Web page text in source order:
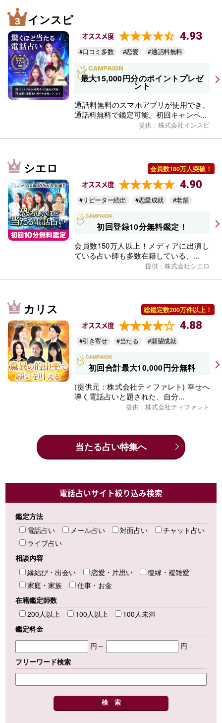
インスピ
オススメ度 4.93
#口コミ多数 #恋愛 #通話料無料
最大15,000円分のポイントプレゼ
ント
通話料無料のスマホアプリが使用でき、
通話料無料で鑑定可能。初回キャンペ...
提供：株式会社インスピ
シエロ 会員数180万人突破！
オススメ度 4.90
#リピーター続出 #恋愛成就 #老舗
初回登録10分無料鑑定！
会員数150万人以上！メディアに出演し
ている占い師も多数在籍している、...
提供：株式会社シエロ
カリス 総鑑定数200万件以上！
オススメ度 4.88
#引き寄せ #当たる #願望成就
初回合計最大10,000円分無料
(提供元：株式会社ティファレト) 幸せへ
導く電話占いと題された、自分...
提供：株式会社ティファレト
当たる占い特集へ
電話占いサイト絞り込み検索
鑑定方法
電話占い
メール占い 対面占い
チャット占い
ライブ占い
相談内容
縁結び・出会い
恋愛・片思い
復縁・複雑愛
家庭・家族
仕事・お金
在籍鑑定師数
200人以上
100人以上
100人未満
鑑定料金
円～
円
フリーワード検索